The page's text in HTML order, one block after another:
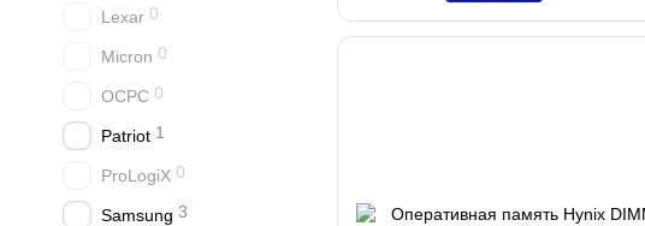
Lexar 0
Micron 0
OCPC 0
Patriot 1
ProLogiX 0
Samsung 3